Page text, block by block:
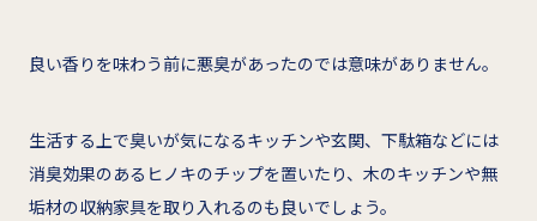
良い香りを味わう前に悪臭があったのでは意味がありません。
生活する上で臭いが気になるキッチンや玄関、下駄箱などには
消臭効果のあるヒノキのチップを置いたり、木のキッチンや無
垢材の収納家具を取り入れるのも良いでしょう。